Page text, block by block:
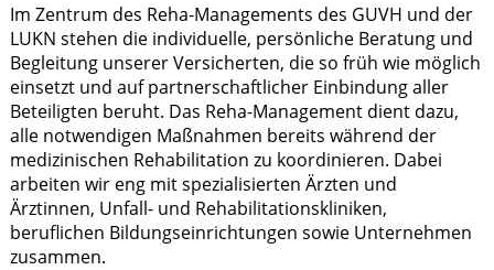
Im Zentrum des Reha-Managements des GUVH und der
LUKN stehen die individuelle, persönliche Beratung und
Begleitung unserer Versicherten, die so früh wie möglich
einsetzt und auf partnerschaftlicher Einbindung aller
Beteiligten beruht. Das Reha-Management dient dazu,
alle notwendigen Maßnahmen bereits während der
medizinischen Rehabilitation zu koordinieren. Dabei
arbeiten wir eng mit spezialisierten Ärzten und
Ärztinnen, Unfall- und Rehabilitationskliniken,
beruflichen Bildungseinrichtungen sowie Unternehmen
zusammen.